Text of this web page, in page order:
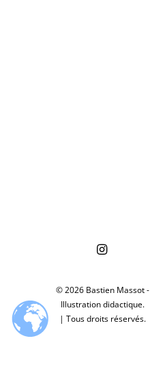
© 2026 Bastien Massot -
Illustration didactique.
| Tous droits réservés.